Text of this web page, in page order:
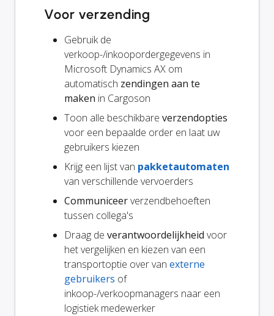
Voor verzending
Gebruik de
verkoop-/inkoopordergegevens in
Microsoft Dynamics AX om
automatisch zendingen aan te
maken in Cargoson
Toon alle beschikbare verzendopties
voor een bepaalde order en laat uw
gebruikers kiezen
Krijg een lijst van pakketautomaten
van verschillende vervoerders
Communiceerverzendbehoeften
tussen collega's
Draag de verantwoordelijkheid voor
het vergelijken en kiezen van een
transportoptie over van externe
gebruikers of
inkoop-/verkoopmanagers naar een
logistiek medewerker